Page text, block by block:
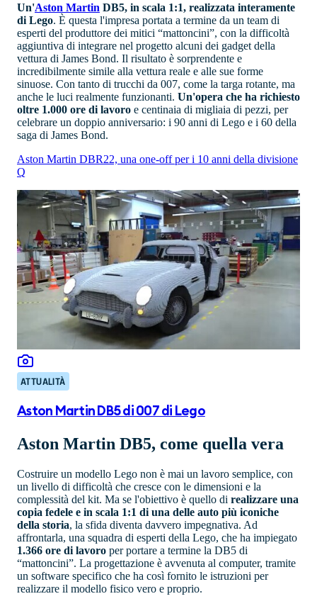
Un'Aston Martin DB5, in scala 1:1, realizzata interamente
di Lego. È questa l'impresa portata a termine da un team di
esperti del produttore dei mitici “mattoncini”, con la difficoltà
aggiuntiva di integrare nel progetto alcuni dei gadget della
vettura di James Bond. Il risultato è sorprendente e
incredibilmente simile alla vettura reale e alle sue forme
sinuose. Con tanto di trucchi da 007, come la targa rotante, ma
anche le luci realmente funzionanti. Un'opera che ha richiesto
oltre 1.000 ore di lavoro e centinaia di migliaia di pezzi, per
celebrare un doppio anniversario: i 90 anni di Lego e i 60 della
saga di James Bond.
Aston Martin DBR22, una one-off per i 10 anni della divisione
Q
ATTUALITÀ
Aston Martin DB5 di 007 di Lego
Aston Martin DB5, come quella vera
Costruire un modello Lego non è mai un lavoro semplice, con
un livello di difficoltà che cresce con le dimensioni e la
complessità del kit. Ma se l'obiettivo è quello di realizzare una
copia fedele e in scala 1:1 di una delle auto più iconiche
della storia, la sfida diventa davvero impegnativa. Ad
affrontarla, una squadra di esperti della Lego, che ha impiegato
1.366 ore di lavoro per portare a termine la DB5 di
“mattoncini”. La progettazione è avvenuta al computer, tramite
un software specifico che ha così fornito le istruzioni per
realizzare il modello fisico vero e proprio.